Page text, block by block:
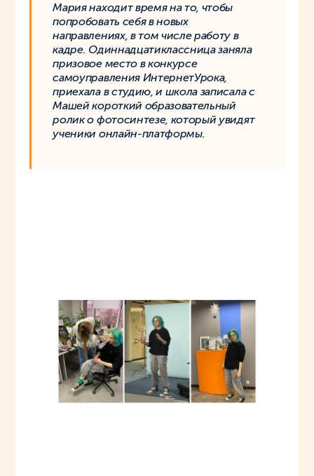
Мария находит время на то, чтобы
попробовать себя в новых
направлениях, в том числе работу в
кадре. Одиннадцатиклассница заняла
призовое место в конкурсе
самоуправления ИнтернетУрока,
приехала в студию, и школа записала с
Машей короткий образовательный
ролик о фотосинтезе, который увидят
ученики онлайн-платформы.